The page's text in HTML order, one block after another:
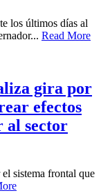
los últimos días al
Read More
gira por
efectos
al sector
sistema frontal que